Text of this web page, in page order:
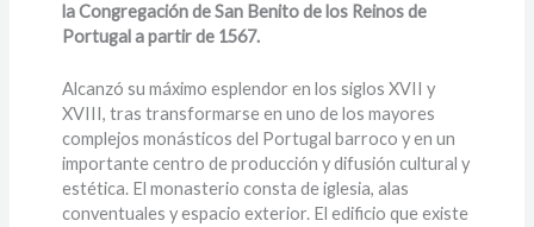
la Congregación de San Benito de los Reinos de
Portugal a partir de 1567.
Alcanzó su máximo esplendor en los siglos XVII y
XVIII, tras transformarse en uno de los mayores
complejos monásticos del Portugal barroco y en un
importante centro de producción y difusión cultural y
estética. El monasterio consta de iglesia, alas
conventuales y espacio exterior. El edificio que existe